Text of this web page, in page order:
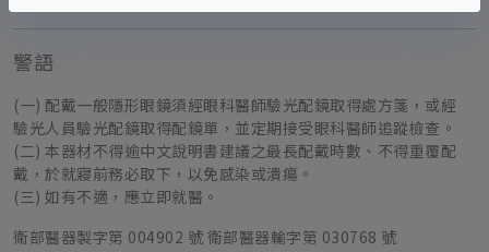
警語
(一) 配戴一般隱形眼鏡須經眼科醫師驗光配鏡取得處方箋，或經
驗光人員驗光配鏡取得配鏡單，並定期接受眼科醫師追蹤檢查。
(二) 本器材不得逾中文說明書建議之最長配戴時數、不得重覆配
戴，於就寢前務必取下，以免感染或潰瘍。
(三) 如有不適，應立即就醫。
衛部醫器製字第 004902 號 衛部醫器輸字第 030768 號